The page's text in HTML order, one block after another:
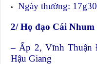
Ngày thường: 17g30
2/ Họ đạo Cái Nhum
– Ấp 2, Vĩnh Thuận
Hậu Giang